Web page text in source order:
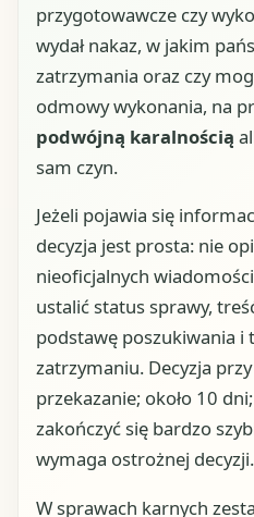
przygotowawcze czy
wydał nakaz, w jakim
zatrzymania oraz czy
odmowy wykonania, na
podwójną karalnością
sam czyn.
Jeżeli pojawia się
decyzja jest prosta: nie
nieoficjalnych
ustalić status sprawy,
podstawę poszukiwania
zatrzymaniu. Decyzja
przekazanie; około 10
zakończyć się bardzo
wymaga ostrożnej decyzji.
W sprawach karnych